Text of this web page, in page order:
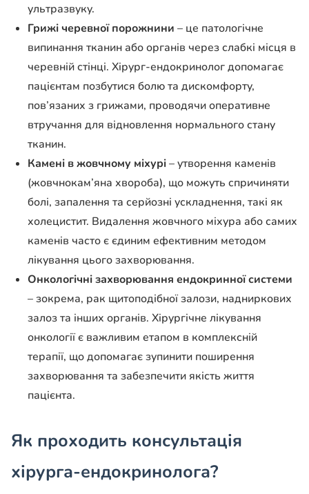
ультразвуку.
Грижі черевної порожнини – це патологічне
випинання тканин або органів через слабкі місця в
черевній стінці. Хірург-ендокринолог допомагає
пацієнтам позбутися болю та дискомфорту,
пов’язаних з грижами, проводячи оперативне
втручання для відновлення нормального стану
тканин.
Камені в жовчному міхурі– утворення каменів
(жовчнокам’яна хвороба), що можуть спричиняти
болі, запалення та серйозні ускладнення, такі як
холецистит. Видалення жовчного міхура або самих
каменів часто є єдиним ефективним методом
лікування цього захворювання.
Онкологічні захворювання ендокринної системи
– зокрема, рак щитоподібної залози, надниркових
залоз та інших органів. Хірургічне лікування
онкології є важливим етапом в комплексній
терапії, що допомагає зупинити поширення
захворювання та забезпечити якість життя
пацієнта.
Як проходить консультація
хірурга-ендокринолога?